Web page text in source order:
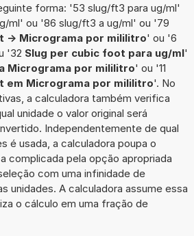
forma: '53 slug/ft3 para ug/ml'
ml' ou '86 slug/ft3 a ug/ml' ou '79
-> Micrograma por mililitro' ou '6
'32 Slug per cubic foot para ug/ml'
Micrograma por mililitro' ou '11
em Micrograma por mililitro'. No
a calculadora também verifica
unidade o valor original será
Independentemente de qual
é usada, a calculadora poupa o
complicada pela opção apropriada
com uma infinidade de
unidades. A calculadora assume essa
o cálculo em uma fração de